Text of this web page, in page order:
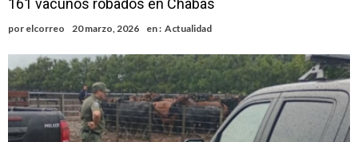
Faltas por presuntas irregularidades
Villada: el viento provocó el desprendimiento del techo del galpón
del ferrocarril
Violento robo en la zona rural de Firmat: maniataron a una pareja de
adultos mayores
Colecta solidaria de juguetes en Firmat para el EPI y el Hospital
161 vacunos robados en Chabás
por elcorreo 20 marzo, 2026 en : Actualidad